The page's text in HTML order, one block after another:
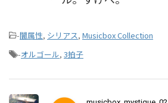
-闇属性, シリアス, Musicbox Collection
-オルゴール, 3拍子